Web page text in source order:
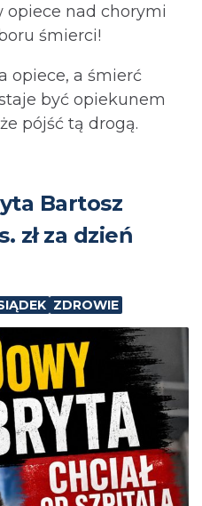
opiece nad chorymi
śmierci!
opiece, a śmierć
być opiekunem
pójść tą drogą.⁩
Bartosz
zł za dzień
ZDROWIE